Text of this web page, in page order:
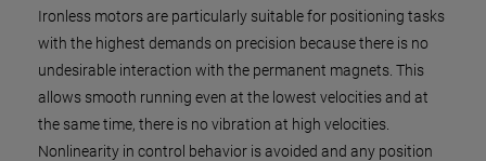
Ironless motors are particularly suitable for positioning tasks
with the highest demands on precision because there is no
undesirable interaction with the permanent magnets. This
allows smooth running even at the lowest velocities and at
the same time, there is no vibration at high velocities.
Nonlinearity in control behavior is avoided and any position